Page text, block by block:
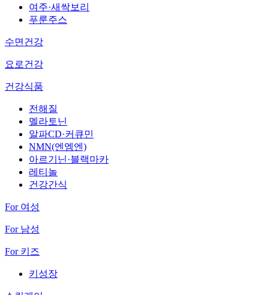
여주·새싹보리
푸룬주스
수면건강
요로건강
건강식품
전해질
멜라토닌
알파CD·커큐민
NMN(엔엠엔)
아르기닌·블랙마카
레티놀
건강간식
For 여성
For 남성
For 키즈
키성장